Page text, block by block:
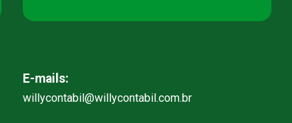
E-mails:
willycontabil@willycontabil.com.br